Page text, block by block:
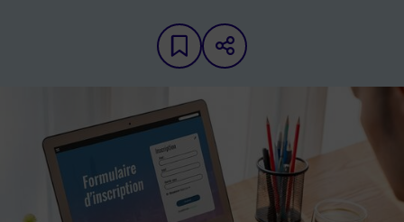
Ajouter aux favoris
Partager sur les